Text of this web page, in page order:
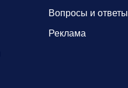
Вопросы и ответы
Реклама